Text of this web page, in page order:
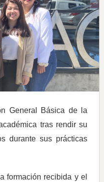
General Básica de la
tras rendir su
durante sus prácticas
formación recibida y el